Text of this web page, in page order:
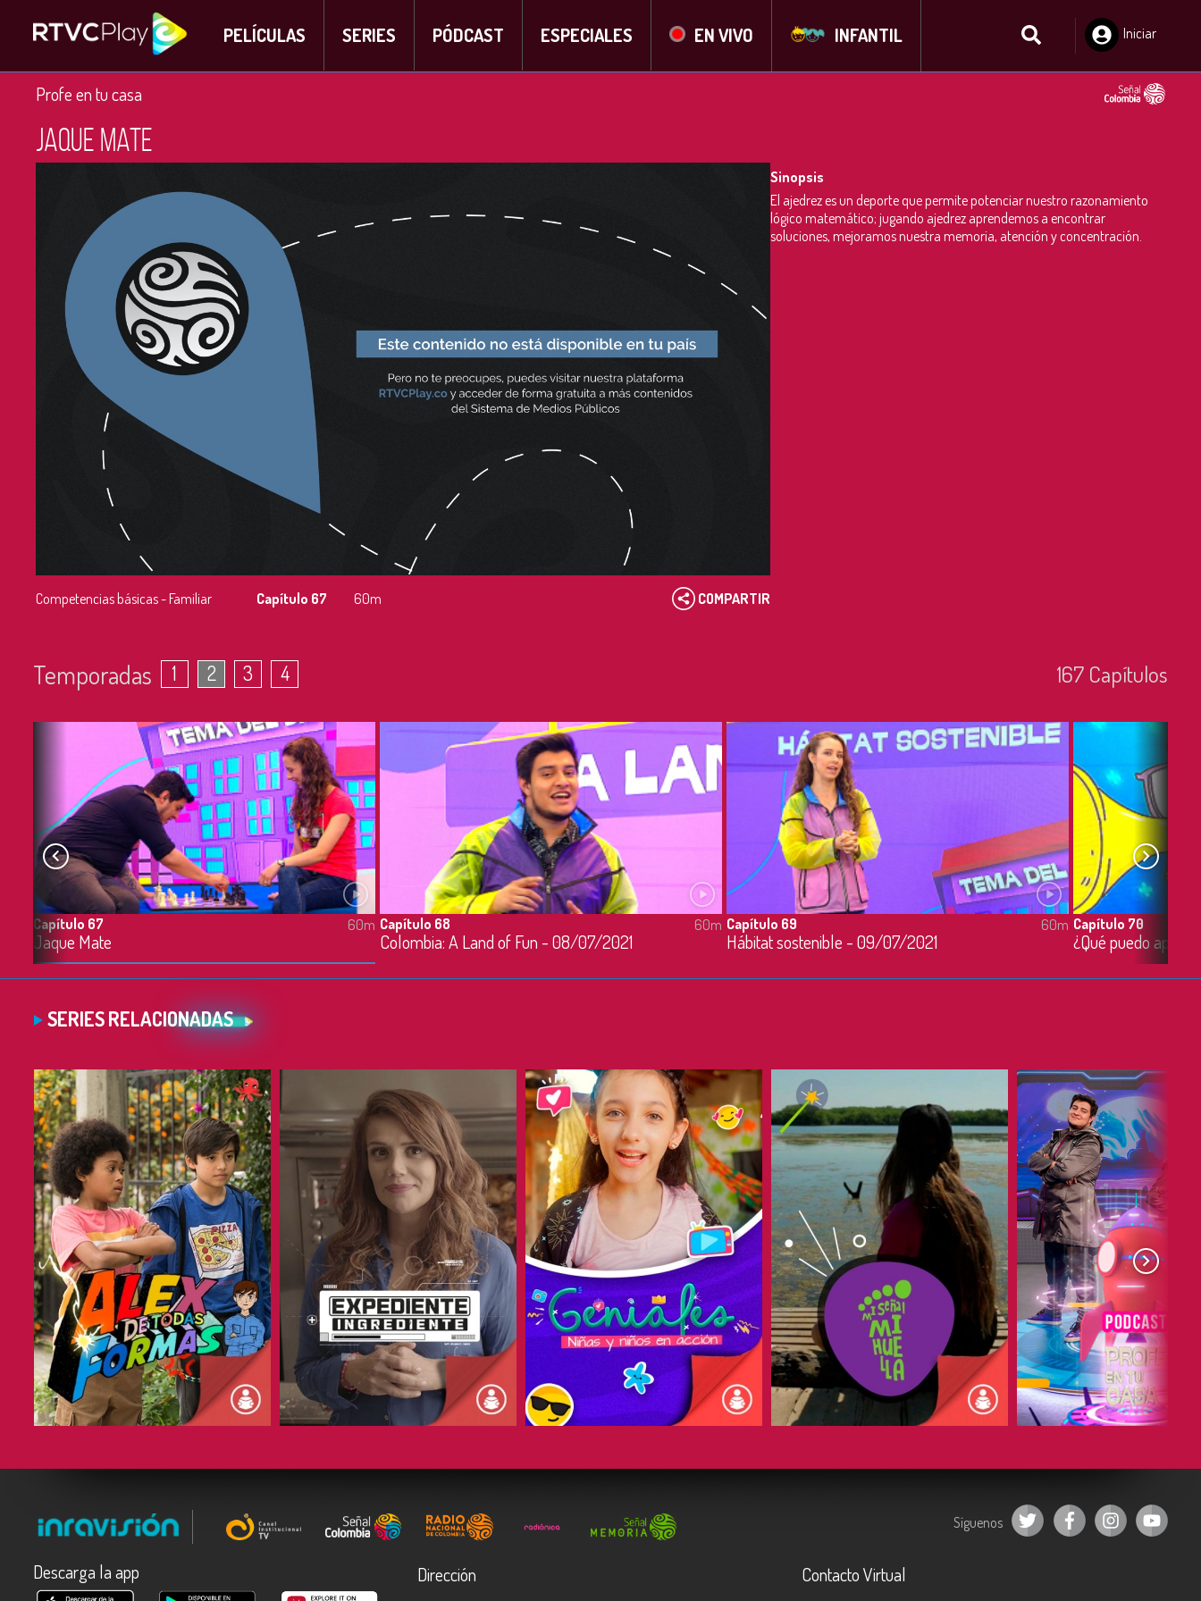
PELÍCULAS SERIES PÓDCAST ESPECIALES EN VIVO INFANTIL
Iniciar
Profe en tu casa
Jaque Mate
Competencias básicas - Familiar Capítulo 67 60m COMPARTIR
Sinopsis
El ajedrez es un deporte que permite potenciar nuestro razonamiento
lógico matemático; jugando ajedrez aprendemos a encontrar
soluciones, mejoramos nuestra memoria, atención y concentración.
Temporadas 1 2 3 4 167 Capí­tulos
Capítulo 67
Jaque Mate
60m Capítulo 68
Colombia: A Land of Fun - 08/07/2021
60m Capítulo 69
Hábitat sostenible - 09/07/2021
60m Capítulo 70
SERIES RELACIONADAS
COMPARTIR COMPARTIR COMPARTIR COMPARTIR COMPARTIR
Síguenos
Descarga la app Dirección Contacto Virtual